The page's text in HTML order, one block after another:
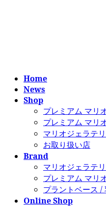
Home
News
Shop
プレミアム マリ
プレミアム マリ
マリオジェラテ
お取り扱い店
Brand
マリオジェラテ
プレミアム マリ
プラントベース /
Online Shop